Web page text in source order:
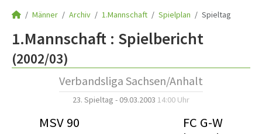
Männer Archiv 1.Mannschaft Spielplan Spieltag
1.Mannschaft : Spielbericht
(2002/03)
Verbandsliga Sachsen/Anhalt
23. Spieltag - 09.03.2003 14:00 Uhr
MSV 90
FC G-W